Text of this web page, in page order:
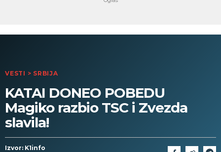
VESTI > SRBIJA
KATAI DONEO POBEDU
Magiko razbio TSC i Zvezda
slavila!
Izvor: K1info